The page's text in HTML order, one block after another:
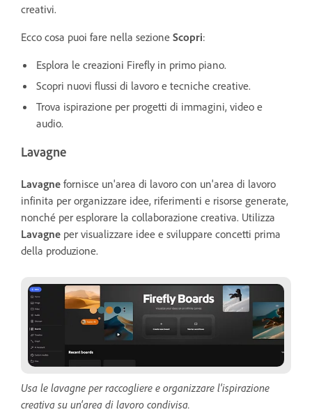
creativi.
Ecco cosa puoi fare nella sezione Scopri:
Esplora le creazioni Firefly in primo piano.
Scopri nuovi flussi di lavoro e tecniche creative.
Trova ispirazione per progetti di immagini, video e
audio.
Lavagne
Lavagne fornisce un'area di lavoro con un'area di lavoro
infinita per organizzare idee, riferimenti e risorse generate,
nonché per esplorare la collaborazione creativa. Utilizza
Lavagne per visualizzare idee e sviluppare concetti prima
della produzione.
Usa le lavagne per raccogliere e organizzare l'ispirazione
creativa su un'area di lavoro condivisa.